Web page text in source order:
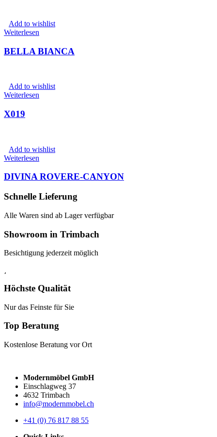
Add to wishlist
Weiterlesen
BELLA BIANCA
Add to wishlist
Weiterlesen
X019
Add to wishlist
Weiterlesen
DIVINA ROVERE-CANYON
Schnelle Lieferung
Alle Waren sind ab Lager verfügbar
Showroom in Trimbach
Besichtigung jederzeit möglich
Höchste Qualität
Nur das Feinste für Sie
Top Beratung
Kostenlose Beratung vor Ort
Modernmöbel GmbH
Einschlagweg 37
4632 Trimbach
info@modernmobel.ch
+41 (0) 76 817 88 55